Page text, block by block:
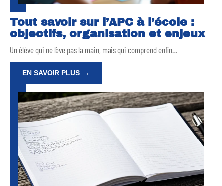
Tout savoir sur l’APC à l’école :
objectifs, organisation et enjeux
Un élève qui ne lève pas la main, mais qui comprend enfin…
EN SAVOIR PLUS